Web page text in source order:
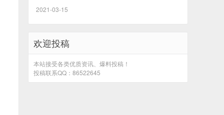
2021-03-15
欢迎投稿
本站接受各类优质资讯、爆料投稿！
投稿联系QQ：86522645